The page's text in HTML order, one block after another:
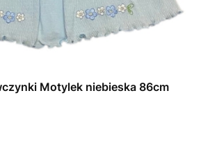
Motylek niebieska 86cm